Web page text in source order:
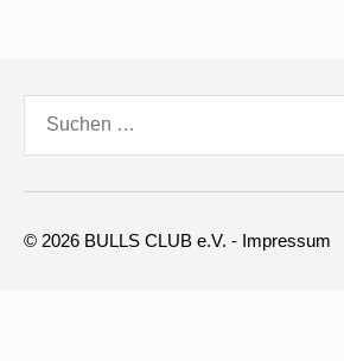
nach:
© 2026 BULLS CLUB e.V. - Impressum